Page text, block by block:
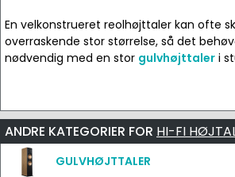
En velkonstrueret reolhøjttaler kan ofte
overraskende stor størrelse, så det
nødvendig med en stor gulvhøjttaler i
ANDRE KATEGORIER FOR HI-FI
GULVHØJTTALER